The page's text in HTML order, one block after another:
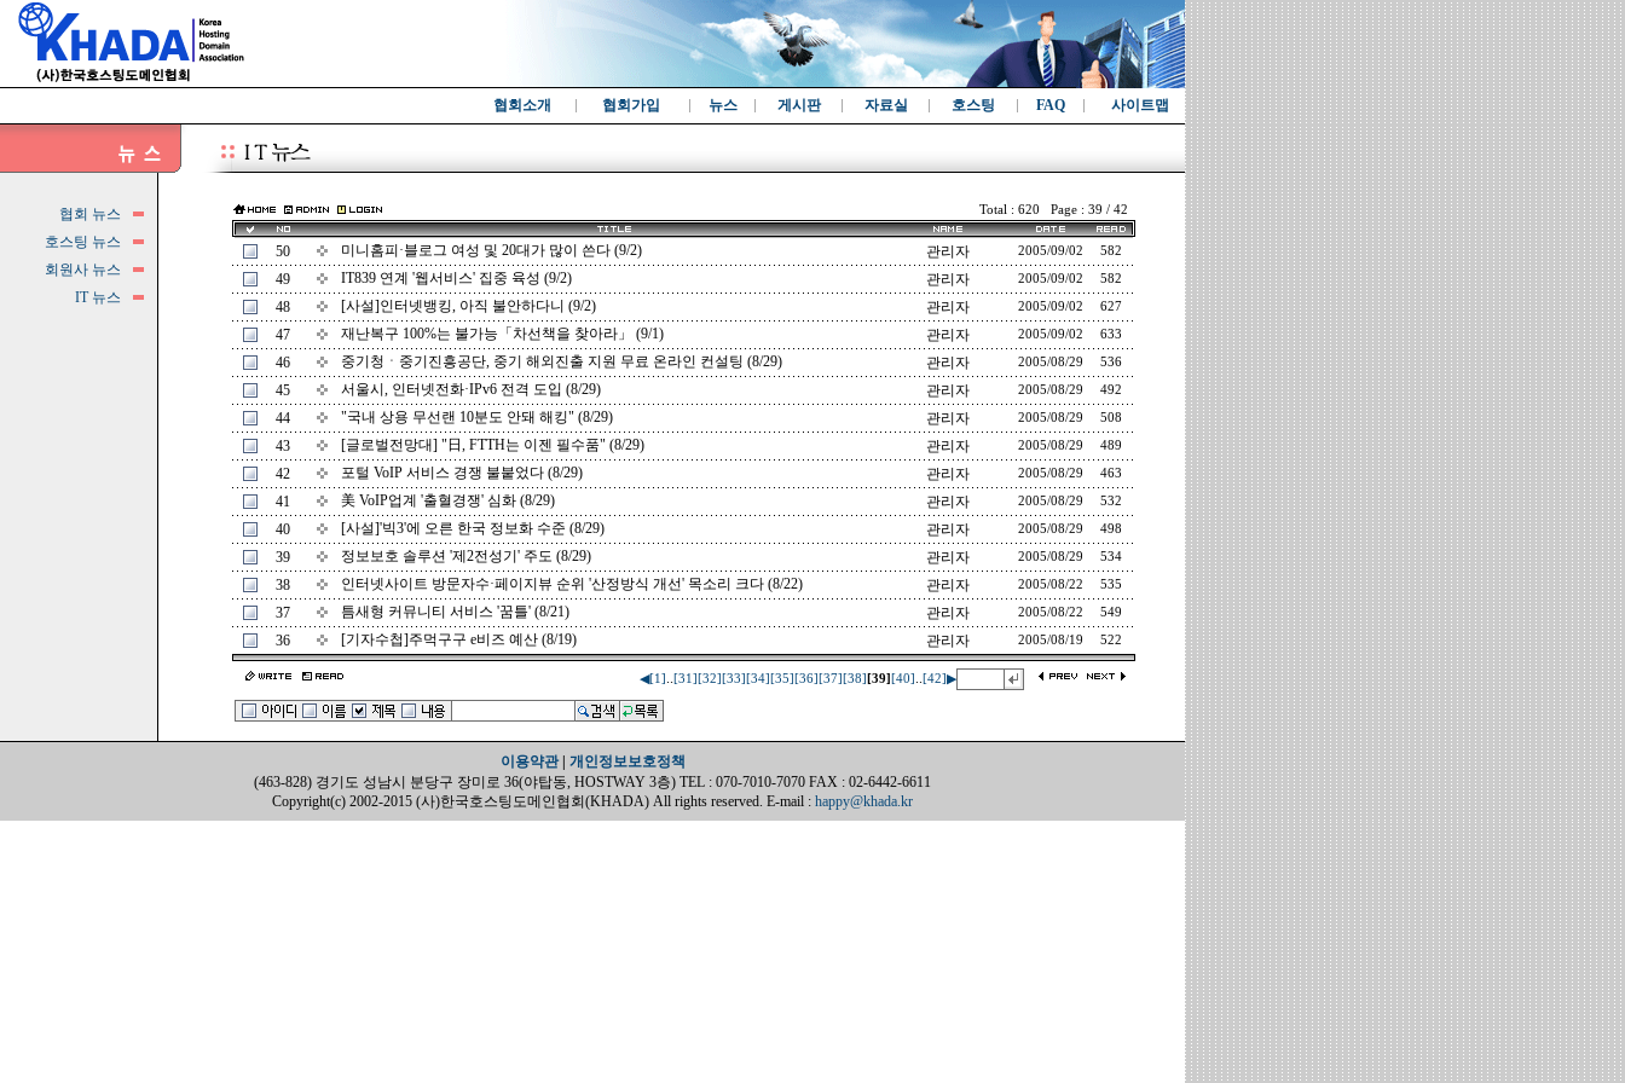
협회소개 협회가입 뉴스 게시판 자료실 호스팅 FAQ 사이트맵
협회 뉴스
호스팅 뉴스
회원사 뉴스
IT 뉴스
Total : 620 Page : 39 / 42
50 미니홈피·블로그 여성 및 20대가 많이 쓴다 (9/2) 관리자 2005/09/02 582
49 IT839 연계 '웹서비스' 집중 육성 (9/2) 관리자 2005/09/02 582
48 [사설]인터넷뱅킹, 아직 불안하다니 (9/2) 관리자 2005/09/02 627
47 재난복구 100%는 불가능「차선책을 찾아라」 (9/1) 관리자 2005/09/02 633
46 중기청ㆍ중기진흥공단, 중기 해외진출 지원 무료 온라인 컨설팅 (8/29) 관리자 2005/08/29 536
45 서울시, 인터넷전화·IPv6 전격 도입 (8/29) 관리자 2005/08/29 492
44 "국내 상용 무선랜 10분도 안돼 해킹" (8/29) 관리자 2005/08/29 508
43 [글로벌전망대] "日, FTTH는 이젠 필수품" (8/29) 관리자 2005/08/29 489
42 포털 VoIP 서비스 경쟁 불붙었다 (8/29) 관리자 2005/08/29 463
41 美 VoIP업계 '출혈경쟁' 심화 (8/29) 관리자 2005/08/29 532
40 [사설]'빅3'에 오른 한국 정보화 수준 (8/29) 관리자 2005/08/29 498
39 정보보호 솔루션 '제2전성기' 주도 (8/29) 관리자 2005/08/29 534
38 인터넷사이트 방문자수·페이지뷰 순위 '산정방식 개선' 목소리 크다 (8/22) 관리자 2005/08/22 535
37 틈새형 커뮤니티 서비스 '꿈틀' (8/21) 관리자 2005/08/22 549
36 [기자수첩]주먹구구 e비즈 예산 (8/19) 관리자 2005/08/19 522
◀[1] ..[31] [32] [33] [34] [35] [36] [37] [38] [39] [40] ..[42]▶
이용약관| 개인정보보호정책
(463-828) 경기도 성남시 분당구 장미로 36(야탑동, HOSTWAY 3층) TEL : 070-7010-7070 FAX : 02-6442-6611
Copyright(c) 2002-2015 (사)한국호스팅도메인협회(KHADA) All rights reserved. E-mail : happy@khada.kr